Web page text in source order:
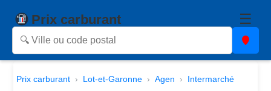
Prix carburant ☰
Prix carburant Lot-et-Garonne Agen Intermarché